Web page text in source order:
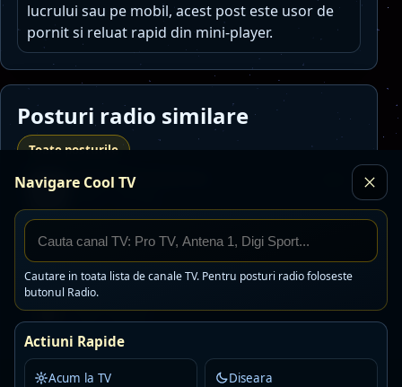
Navigare Cool TV
Cautare in toata lista de canale TV. Pentru posturi radio foloseste
butonul Radio.
Actiuni Rapide
Acum la TV Diseara
lucrului sau pe mobil, acest post este usor de
pornit si reluat rapid din mini-player.
Posturi radio similare
Toate posturile
Radio Petrecaretzu
petrecere populara
manele
Asculta
Detalii
Kiss Fm Ro
AAC · 80 kbps
romanian pop
Asculta
Detalii